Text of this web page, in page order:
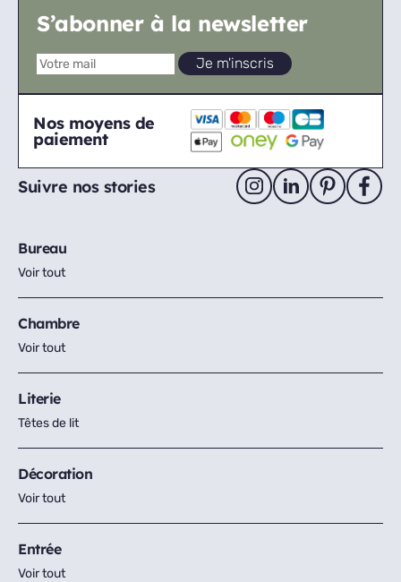
S’abonner à la newsletter
Nos moyens de
paiement
Suivre nos stories
Bureau
Voir tout
Chambre
Voir tout
Literie
Têtes de lit
Décoration
Voir tout
Entrée
Voir tout